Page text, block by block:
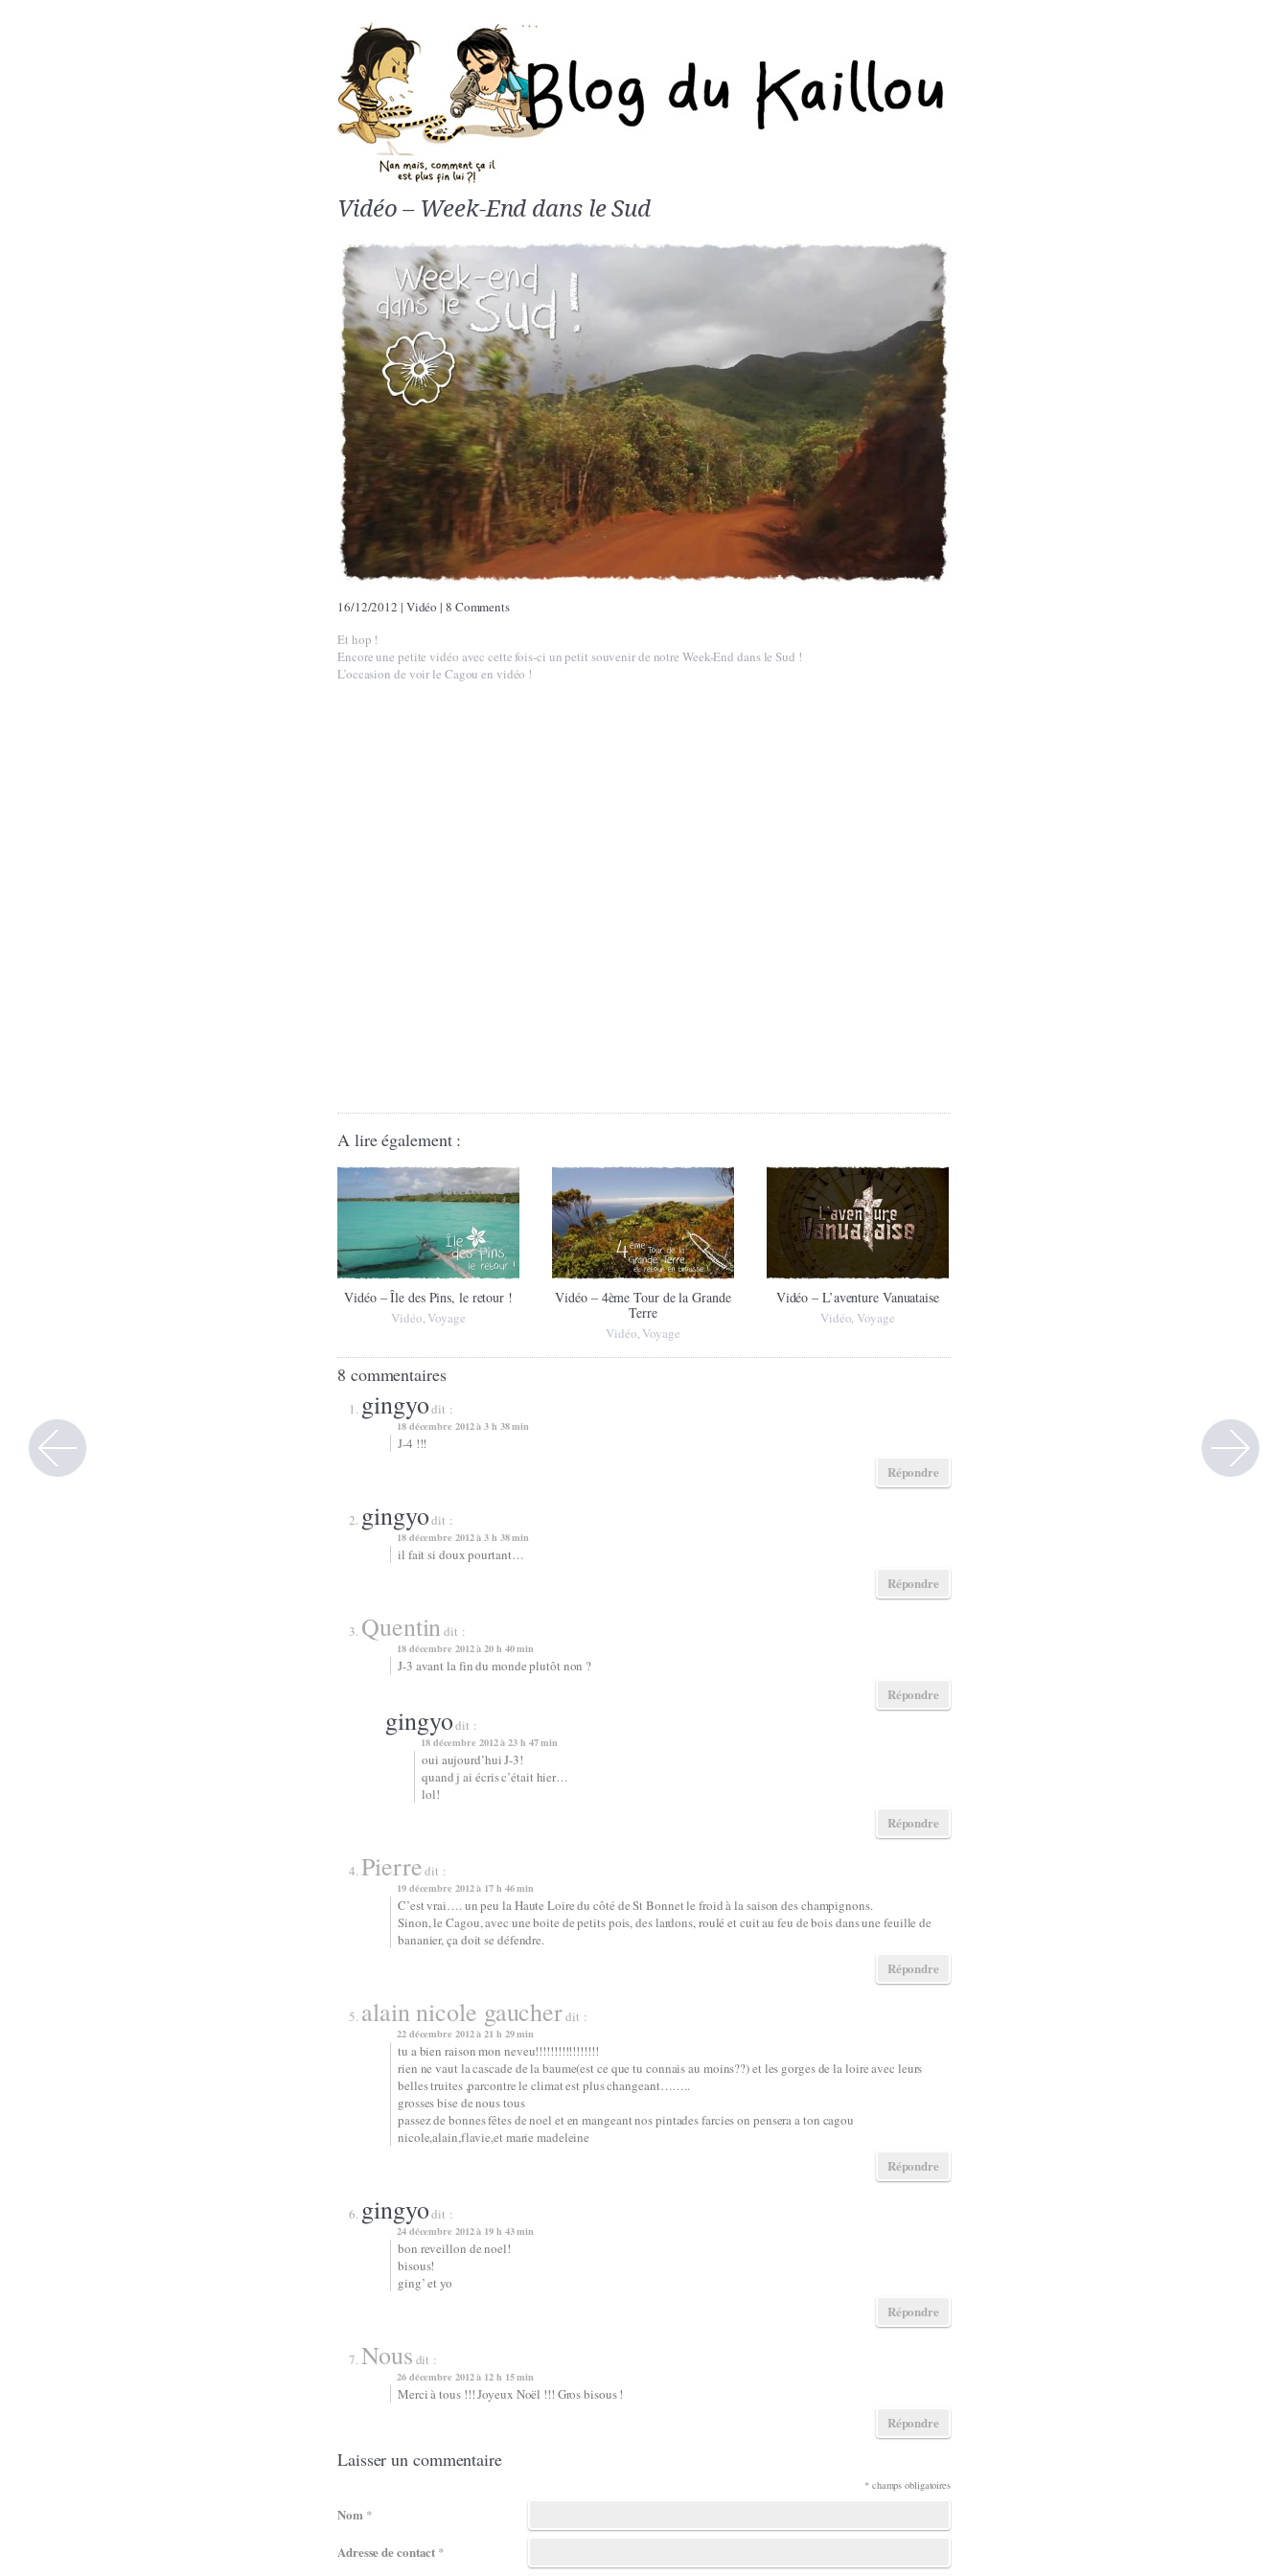
Vidéo – Week-End dans le Sud
16/12/2012 | Vidéo | 8 Comments
Et hop !
Encore une petite vidéo avec cette fois-ci un petit souvenir de notre Week-End dans le Sud !
L’occasion de voir le Cagou en vidéo !
A lire également :
Vidéo – Île des Pins, le retour !
Vidéo Voyage
Vidéo – 4ème Tour de la Grande
Terre
Vidéo Voyage
Vidéo – L’aventure Vanuataise
Vidéo Voyage
8 commentaires
gingyodit :
18 décembre 2012 à 3 h 38 min
J-4 !!!
Répondre
gingyodit :
18 décembre 2012 à 3 h 38 min
il fait si doux pourtant…
Répondre
Quentin dit :
18 décembre 2012 à 20 h 40 min
J-3 avant la fin du monde plutôt non ?
Répondre
gingyodit :
18 décembre 2012 à 23 h 47 min
oui aujourd’hui J-3!
quand j ai écris c’était hier…
lol!
Répondre
Pierredit :
19 décembre 2012 à 17 h 46 min
C’est vrai…. un peu la Haute Loire du côté de St Bonnet le froid à la saison des champignons.
Sinon, le Cagou, avec une boite de petits pois, des lardons, roulé et cuit au feu de bois dans une feuille de
bananier, ça doit se défendre.
Répondre
alain nicole gaucherdit :
22 décembre 2012 à 21 h 29 min
tu a bien raison mon neveu!!!!!!!!!!!!!!!!!
rien ne vaut la cascade de la baume(est ce que tu connais au moins??) et les gorges de la loire avec leurs
belles truites ,parcontre le climat est plus changeant……..
grosses bise de nous tous
passez de bonnes fêtes de noel et en mangeant nos pintades farcies on pensera a ton cagou
nicole,alain,flavie,et marie madeleine
Répondre
gingyodit :
24 décembre 2012 à 19 h 43 min
bon reveillon de noel!
bisous!
ging’ et yo
Répondre
Nous dit :
26 décembre 2012 à 12 h 15 min
Merci à tous !!! Joyeux Noël !!! Gros bisous !
Répondre
Laisser un commentaire
* champs obligatoires
Nom *
Adresse de contact *